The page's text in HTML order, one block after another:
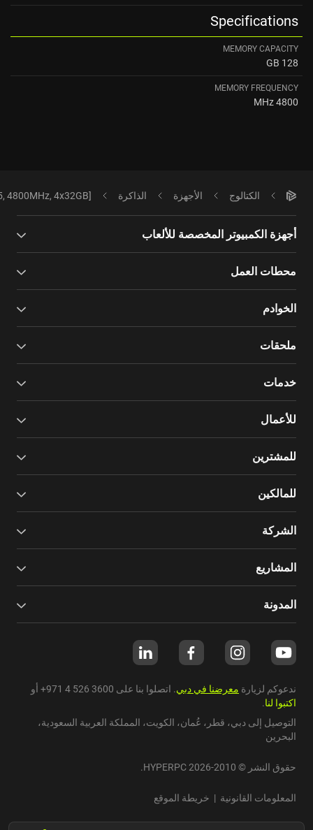
Specifications
MEMORY CAPACITY
128 GB
MEMORY FREQUENCY
4800 MHz
الكتالوج الأجهزة الذاكرة 4800MHz, 4x32GB]
أجهزة الكمبيوتر المخصصة للألعاب
محطات العمل
الخوادم
ملحقات
خدمات
للأعمال
للمشترين
للمالكين
الشركة
المشاريع
المدونة
ندعوكم لزيارة معرضنا في دبي. اتصلوا بنا على +971 4 526 3600 أو
اكتبوا لنا.
التوصيل إلى دبي، قطر ، عُمان، الكويت، المملكة العربية السعودية،
البحرين
حقوق النشر © 2010-2026 HYPERPC.
المعلومات القانونية | خريطة الموقع